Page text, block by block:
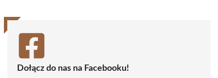
Dołącz do nas na Facebooku!